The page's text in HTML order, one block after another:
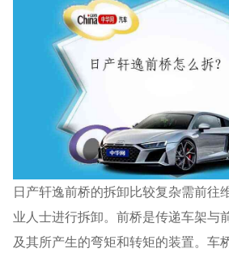
日产轩逸前桥的拆卸比较复杂需前往
业人士进行拆卸。前桥是传递车架与
及其所产生的弯矩和转矩的装置。车